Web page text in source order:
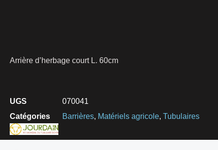
Arrière d’herbage court L. 60cm
UGS
070041
Catégories
Barrières Matériels agricole Tubulaires